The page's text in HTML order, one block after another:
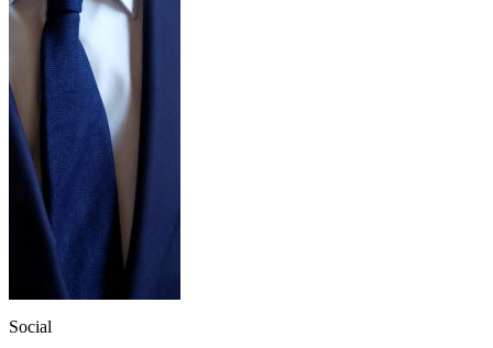
Social